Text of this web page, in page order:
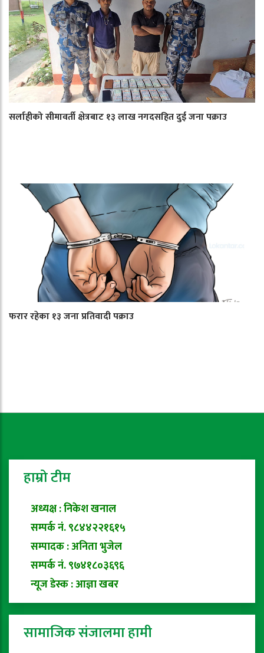
सर्लाहीको सीमावर्ती क्षेत्रबाट १३ लाख नगदसहित दुई जना पक्राउ
फरार रहेका १३ जना प्रतिवादी पक्राउ
हाम्रो टीम
अध्यक्ष : निकेश खनाल
सम्पर्क नं. ९८४४२२१६१५
सम्पादक : अनिता भुजेल
सम्पर्क नं. ९७४१८०३६९६
न्यूज डेस्क : आज्ञा खबर
सामाजिक संजालमा हामी